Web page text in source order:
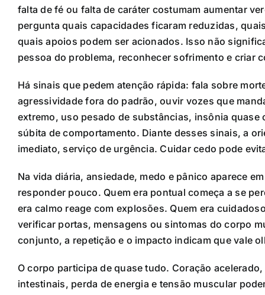
falta de fé ou falta de caráter costumam aumentar
pergunta quais capacidades ficaram reduzidas,
quais apoios podem ser acionados. Isso não
pessoa do problema, reconhecer sofrimento e criar
Há sinais que pedem atenção rápida: fala sobre
agressividade fora do padrão, ouvir vozes que
extremo, uso pesado de substâncias, insônia
súbita de comportamento. Diante desses sinais, a
imediato, serviço de urgência. Cuidar cedo pode
Na vida diária, ansiedade, medo e pânico aparece
responder pouco. Quem era pontual começa a se
era calmo reage com explosões. Quem era
verificar portas, mensagens ou sintomas do corpo
conjunto, a repetição e o impacto indicam que vale
O corpo participa de quase tudo. Coração
intestinais, perda de energia e tensão muscular